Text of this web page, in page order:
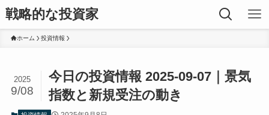
戦略的な投資家
ホーム 投資情報
今日の投資情報 2025-09-07｜景気
指数と新規受注の動き
2025
9/08